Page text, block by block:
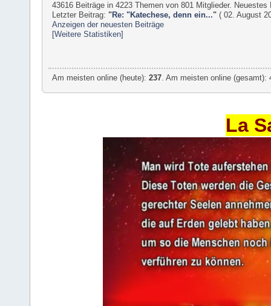
43616 Beiträge in 4223 Themen von 801 Mitglieder.
Letzter Beitrag: "Re: "Katechese, denn ein..." ( 02. August
Anzeigen der neuesten Beiträge
[Weitere Statistiken]
Am meisten online (heute):237 . Am meisten online
La